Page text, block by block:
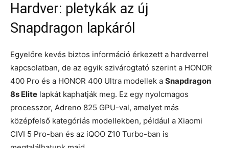
Hardver: pletykák az új
Snapdragon lapkáról
Egyelőre kevés biztos információ érkezett a hardverrel
kapcsolatban, de az egyik szivárogtató szerint a HONOR
400 Pro és a HONOR 400 Ultra modellek a Snapdragon
8s Elite lapkát kaphatják meg. Ez egy nyolcmagos
processzor, Adreno 825 GPU-val, amelyet más
középfelső kategóriás modellekben, például a Xiaomi
CIVI 5 Pro-ban és az iQOO Z10 Turbo-ban is